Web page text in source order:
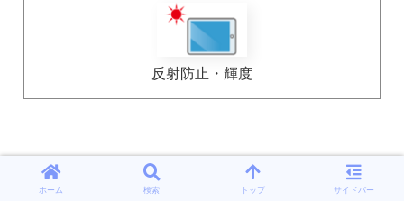
反射防止・輝度
ホーム 検索 トップ サイドバー